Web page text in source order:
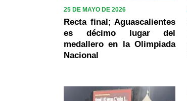
25 DE MAYO DE 2026
Recta final; Aguascalientes
es décimo lugar del
medallero en la Olimpiada
Nacional